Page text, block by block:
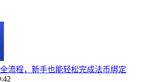
流程，新手也能轻松完成法币绑定